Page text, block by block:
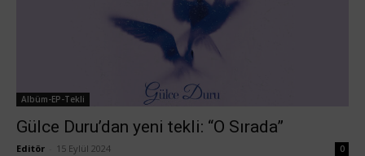
Albüm-EP-Tekli
Gülce Duru’dan yeni tekli: “O Sırada”
Editör 15 Eylül 2024 0